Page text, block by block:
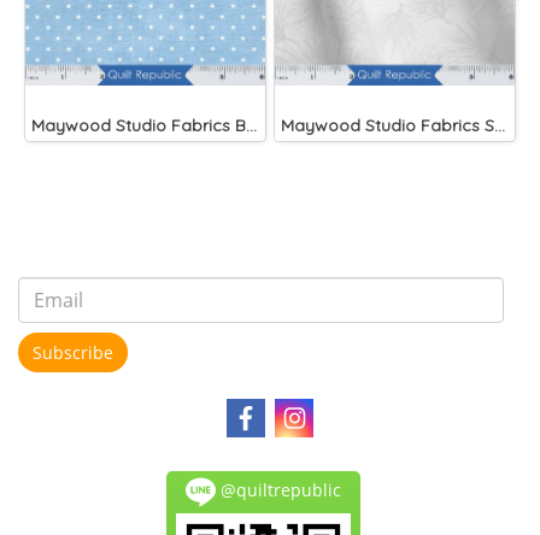
Maywood Studio Fabrics Beautiful Basics Blue Maywood Studio Fabrics Solitaire Whites
Subscribe
@quiltrepublic